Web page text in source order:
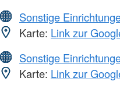
Sonstige
Karte: Link zur
Sonstige
Karte: Link zur